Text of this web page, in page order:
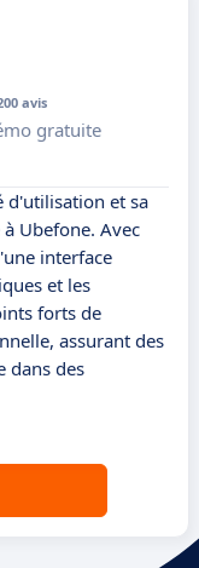
avis
gratuite
d'utilisation et sa
Ubefone. Avec
interface
et les
forts de
assurant des
dans des